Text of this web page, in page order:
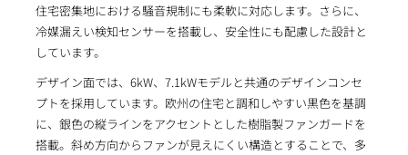
住宅密集地における騒音規制にも柔軟に対応します。さらに、
冷媒漏えい検知センサーを搭載し、安全性にも配慮した設計と
しています。
デザイン面では、6kW、7.1kWモデルと共通のデザインコンセ
プトを採用しています。欧州の住宅と調和しやすい黒色を基調
に、銀色の縦ラインをアクセントとした樹脂製ファンガードを
搭載。斜め方向からファンが見えにくい構造とすることで、多